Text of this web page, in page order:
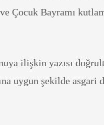
Çocuk Bayramı
ilişkin yazısı
uygun şekilde asgari